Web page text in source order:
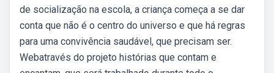
de socialização na escola, a criança começa a se dar
conta que não é o centro do universo e que há regras
para uma convivência saudável, que precisam ser.
Webatravés do projeto histórias que contam e